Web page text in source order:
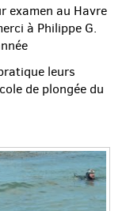
examen au Havre
à Philippe G.
leurs
de plongée du